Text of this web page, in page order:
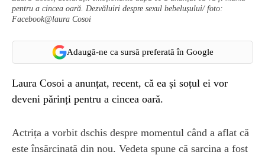
pentru a cincea oară. Dezvăluiri despre sexul bebelușului/ foto:
Facebook@laura Cosoi
Adaugă-ne ca sursă preferată în Google
Laura Cosoi a anunțat, recent, că ea și soțul ei vor
deveni părinți pentru a cincea oară.
Actrița a vorbit dschis despre momentul când a aflat că
este însărcinată din nou. Vedeta spune că sarcina a fost